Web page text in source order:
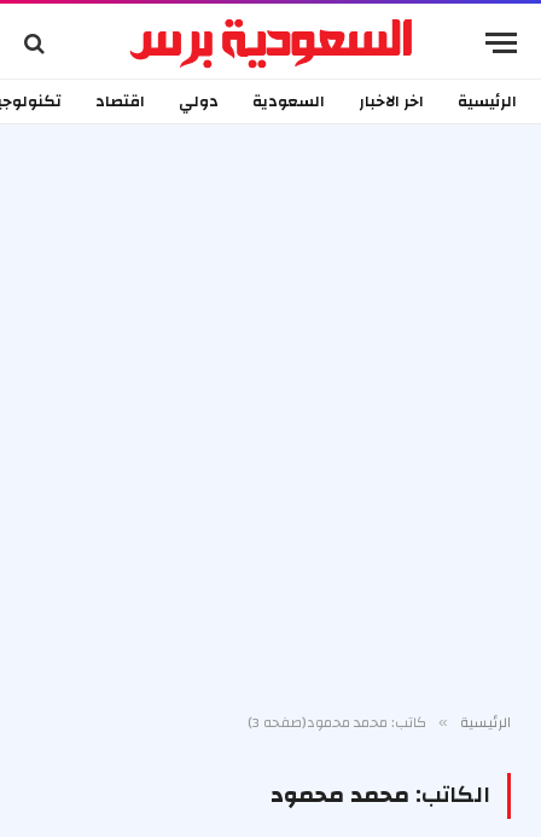
الرئيسية اخر الاخبار السعودية دولي اقتصاد
الرئيسية » كاتب: محمد محمود(صفحه 3)
الكاتب: محمد محمود